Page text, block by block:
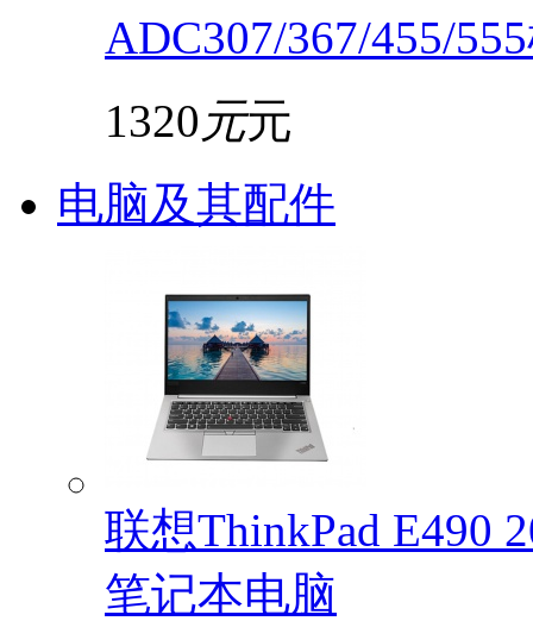
ADC307/367/455/
1320 元元
电脑及其配件
联想ThinkPad E490
笔记本电脑